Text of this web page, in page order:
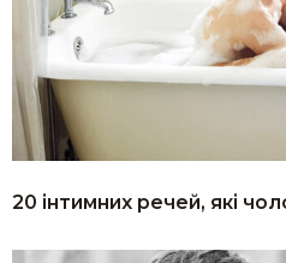
20 інтимних речей, які